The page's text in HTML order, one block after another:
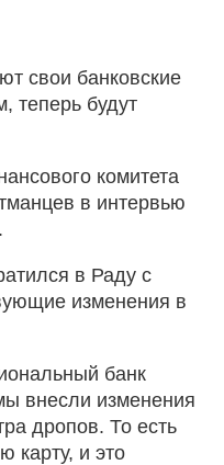
свои банковские
теперь будут
комитета
в интервью
в Раду с
изменения в
банк
внесли изменения
дропов. То есть
карту, и это